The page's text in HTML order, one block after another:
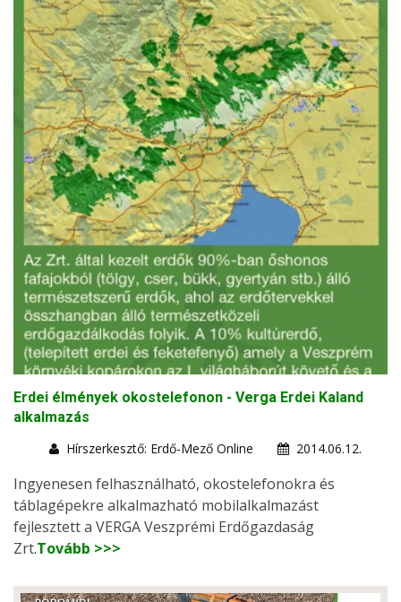
Erdei élmények okostelefonon - Verga Erdei Kaland
alkalmazás
Hírszerkesztő: Erdő-Mező Online
2014.06.12.
Ingyenesen felhasználható, okostelefonokra és
táblagépekre alkalmazható mobilalkalmazást
fejlesztett a VERGA Veszprémi Erdőgazdaság
Zrt.Tovább >>>